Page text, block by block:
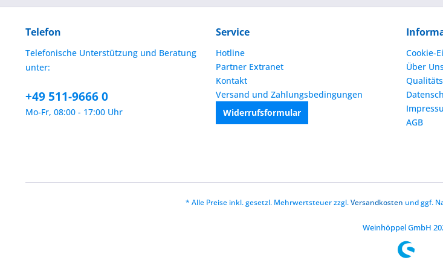
Telefon
Telefonische Unterstützung und Beratung
unter:
+49 511-9666 0
Mo-Fr, 08:00 - 17:00 Uhr
Service
Hotline
Partner Extranet
Kontakt
Versand und Zahlungsbedingungen
Widerrufsformular
Cookie-
Über
AGB
* Alle Preise inkl. gesetzl. Mehrwertsteuer zzgl.Versandkosten und ggf.
Weinhöppel GmbH